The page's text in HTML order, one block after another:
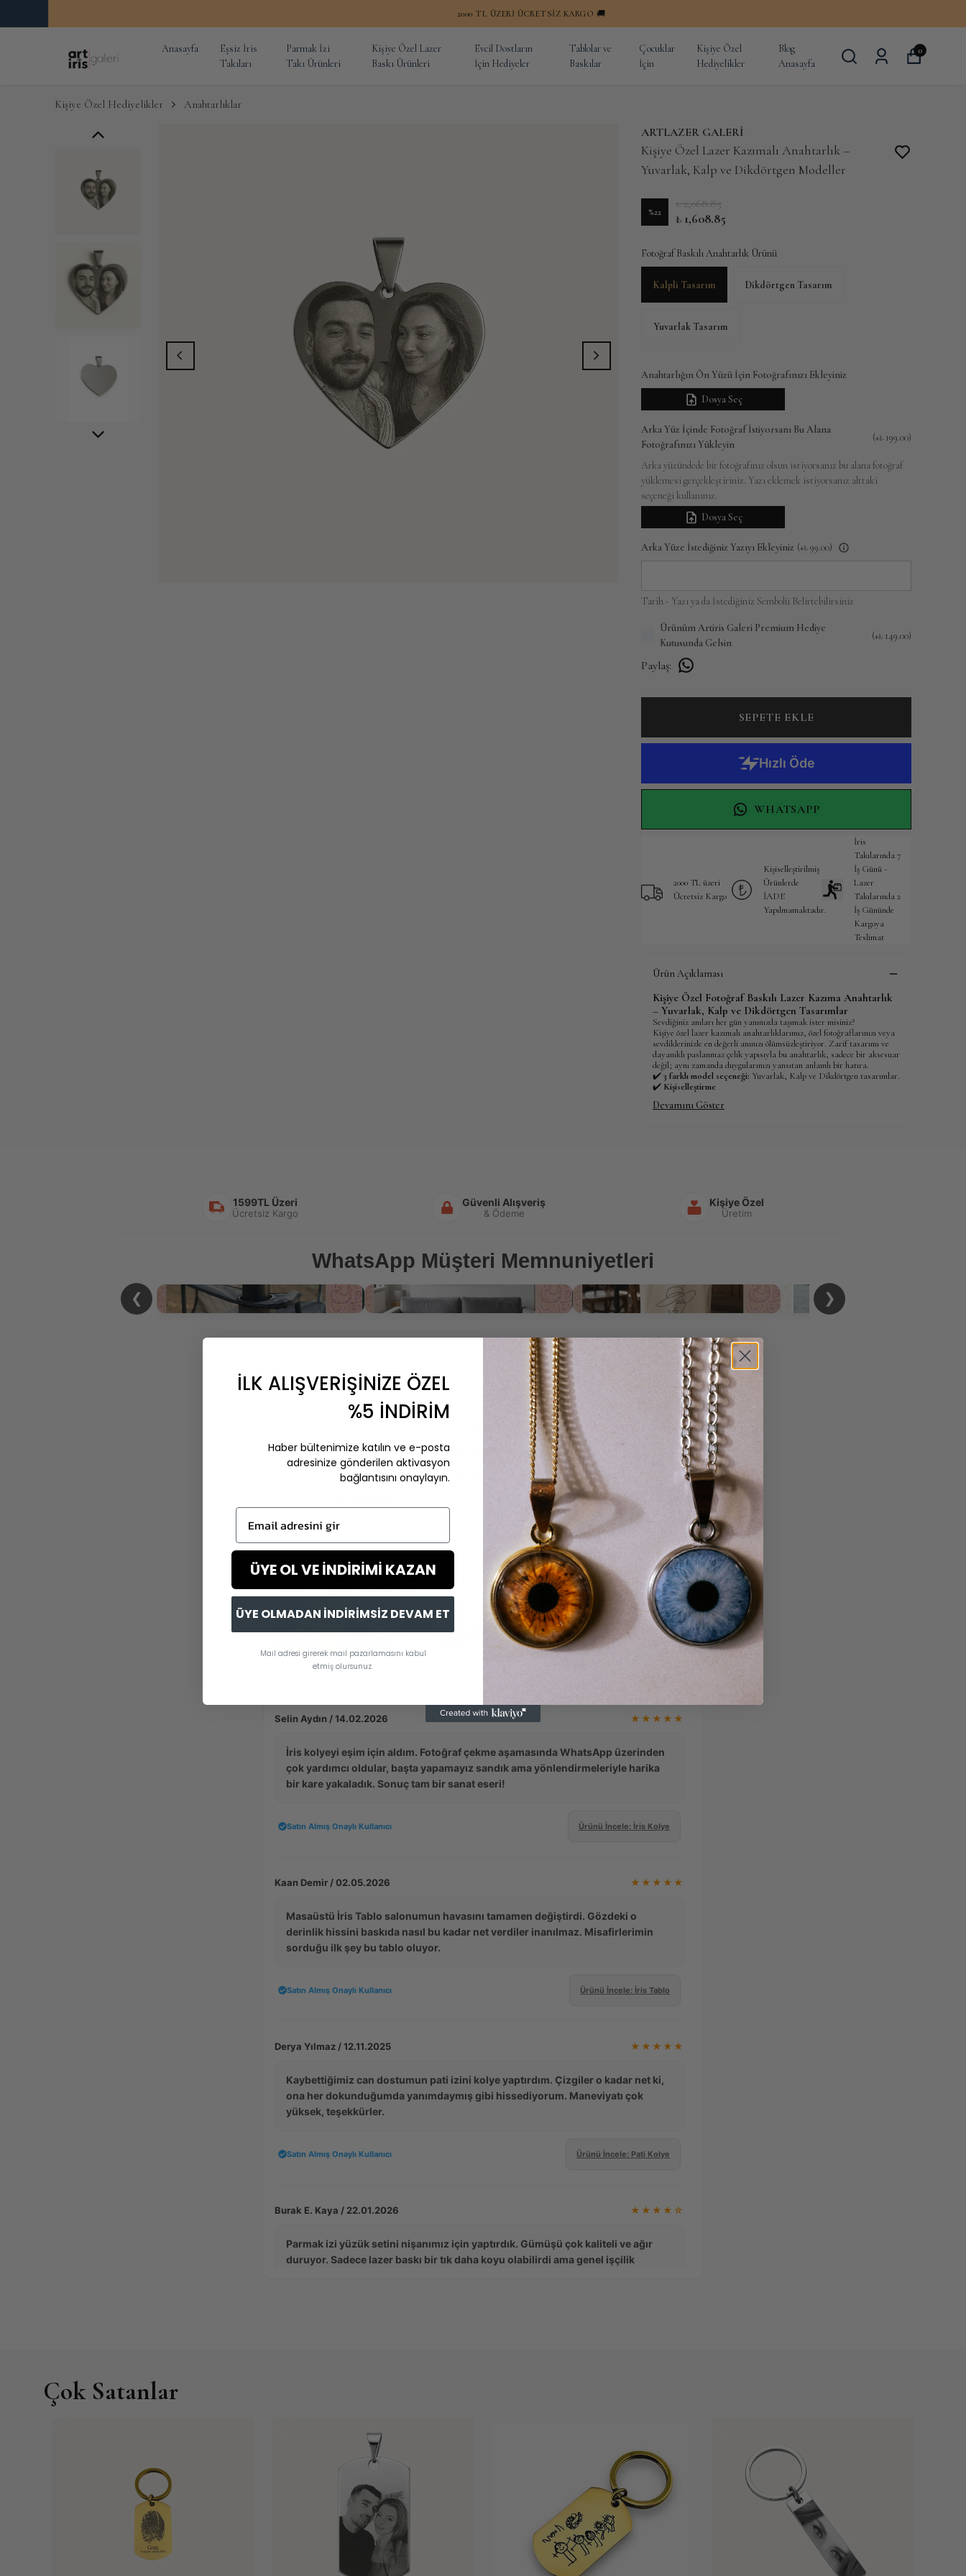
2000 TL ÜZERI ÜCRETSİZ KARGO 🚚
Anasayfa
Eşsiz İris
Takıları
Parmak İzi
Takı Ürünleri
Kişiye Özel Lazer
Baskı Ürünleri
Evcil Dostların
İçin Hediyeler
Tablolar ve
Baskılar
Çocuklar
İçin
Kişiye Özel
Hediyelikler
Blog
Anasayfa
0
Kişiye Özel Hediyelikler Anahtarlıklar
ARTLAZER GALERİ
Kişiye Özel Lazer Kazımalı Anahtarlık –
Yuvarlak, Kalp ve Dikdörtgen Modeller
%22
₺ 2,068.85
₺ 1,608.85
Fotoğraf Baskılı Anahtarlık Ürünü
Kalpli Tasarım Dikdörtgen Tasarım
Yuvarlak Tasarım
Anahtarlığın Ön Yüzü İçin Fotoğrafınızı Ekleyiniz
Dosya Seç
Arka Yüz İçinde Fotoğraf İstiyorsanı Bu Alana
Fotoğrafınızı Yükleyin
(+₺ 199.00)
Arka yüzündede bir fotoğrafınız olsun istiyorsanız bu alana fotoğraf
yüklemesi gerçekleştiriniz. Yazı eklemek istiyorsanız alttaki
seçeneği kullanınız.
Dosya Seç
Arka Yüze İstediğiniz Yazıyı Ekleyiniz (+₺ 99.00)
Tarih - Yazı ya da İstediğiniz Sembolü Belirtebilirsiniz
Ürünüm Artiris Galeri Premium Hediye
Kutusunda Gelsin
(+₺ 149.00)
Paylaş:
SEPETE EKLE
WHATSAPP
2000 TL üzeri
Ücretsiz Kargo
Kişiselleştirilmiş
Ürünlerde
İADE
Yapılmamaktadır.
İris
Takılarında 7
İş Günü -
Lazer
Takılarında 2
İş Gününde
Kargoya
Teslimat
Ürün Açıklaması
Kişiye Özel Fotoğraf Baskılı Lazer Kazıma Anahtarlık
– Yuvarlak, Kalp ve Dikdörtgen Tasarımlar
Sevdiğiniz anıları her gün yanınızda taşımak ister misiniz?
Kişiye özel lazer kazımalı anahtarlıklarımız, özel fotoğraflarınızı veya
sevdiklerinizle en değerli anınızı ölümsüzleştiriyor. Zarif tasarımı ve
dayanıklı paslanmaz çelik yapısıyla bu anahtarlık, sadece bir aksesuar
değil; aynı zamanda duygularınızı yansıtan anlamlı bir hatıra.
✔️3 farklı model seçeneği: Yuvarlak, Kalp ve Dikdörtgen tasarımlar.
✔️ Kişiselleştirme
Devamını Göster
1599TL Üzeri
Ücretsiz Kargo
Güvenli Alışveriş
& Ödeme
Kişiye Özel
Üretim
WhatsApp Müşteri Memnuniyetleri
❮ ❯
527Değerlendirme
★★★★★
Fotoğraflı Değerlendirmeler
Selin Aydın / 14.02.2026 ★★★★★
İris kolyeyi eşim için aldım. Fotoğraf çekme aşamasında WhatsApp üzerinden
çok yardımcı oldular, başta yapamayız sandık ama yönlendirmeleriyle harika
bir kare yakaladık. Sonuç tam bir sanat eseri!
Satın Almış Onaylı Kullanıcı Ürünü İncele: İris Kolye
Kaan Demir / 02.05.2026 ★★★★★
Masaüstü İris Tablo salonumun havasını tamamen değiştirdi. Gözdeki o
derinlik hissini baskıda nasıl bu kadar net verdiler inanılmaz. Misafirlerimin
sorduğu ilk şey bu tablo oluyor.
Satın Almış Onaylı Kullanıcı Ürünü İncele: İris Tablo
Derya Yılmaz / 12.11.2025 ★★★★★
Kaybettiğimiz can dostumun pati izini kolye yaptırdım. Çizgiler o kadar net ki,
ona her dokunduğumda yanımdaymış gibi hissediyorum. Maneviyatı çok
yüksek, teşekkürler.
Satın Almış Onaylı Kullanıcı Ürünü İncele: Pati Kolye
Burak E. Kaya / 22.01.2026 ★★★★☆
Parmak izi yüzük setini nişanımız için yaptırdık. Gümüşü çok kaliteli ve ağır
duruyor. Sadece lazer baskı bir tık daha koyu olabilirdi ama genel işçilik
Satın Almış Onaylı Kullanıcı Ürünü İncele: Ses Dalgası
Arda Akar / 18.12.2025 ★★★★★
Fotoğraflı metal anahtarlık aldım. Lazer baskı olduğu için fotoğrafın silinme
ihtimali yok, dokusu çok premium. Bir erkeğe alınabilecek en klas hediyelerden
Çok Satanlar
İLK ALIŞVERİŞİNİZE ÖZEL
%5 İNDİRİM
Haber bültenimize katılın ve e-posta
adresinize gönderilen aktivasyon
bağlantısını onaylayın.
Email adresini gir
ÜYE OL VE İNDİRİMİ KAZAN
ÜYE OLMADAN İNDİRİMSİZ DEVAM ET
Mail adresi girerek mail pazarlamasını kabul
etmiş olursunuz.